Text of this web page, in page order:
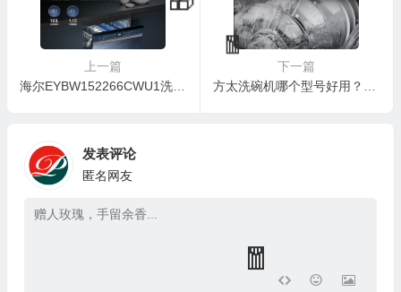
上一篇
海尔EYBW152266CWU1洗碗机深度测评：洗碗界的“全能选手”值得你拥有吗？
下一篇
发表评论
匿名网友